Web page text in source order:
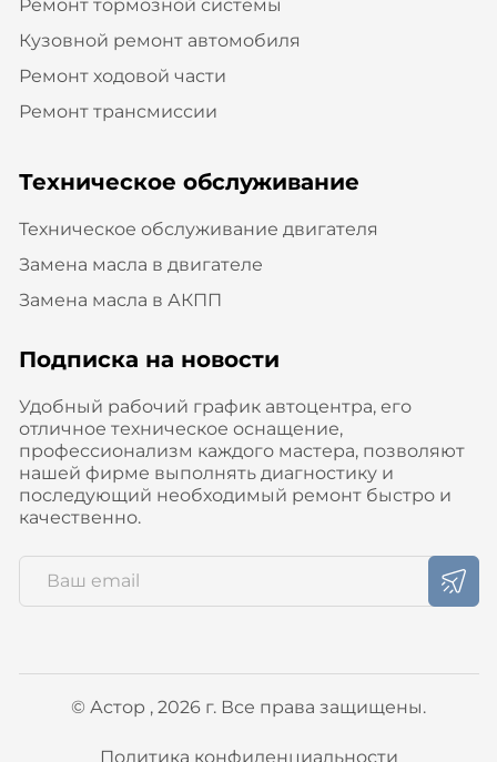
Ремонт тормозной системы
Кузовной ремонт автомобиля
Ремонт ходовой части
Ремонт трансмиссии
Техническое обслуживание
Техническое обслуживание двигателя
Замена масла в двигателе
Замена масла в АКПП
Подписка на новости
Удобный рабочий график автоцентра, его
отличное техническое оснащение,
профессионализм каждого мастера, позволяют
нашей фирме выполнять диагностику и
последующий необходимый ремонт быстро и
качественно.
© Астор , 2026 г. Все права защищены.
Политика конфиденциальности